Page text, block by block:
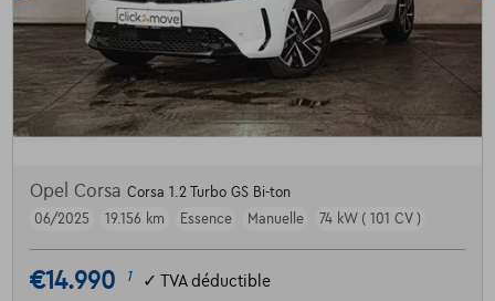
Opel Corsa Corsa 1.2 Turbo GS Bi-ton
06/2025
19.156 km Essence Manuelle 74 kW ( 101 CV )
€14.990 1 ✓ TVA déductible